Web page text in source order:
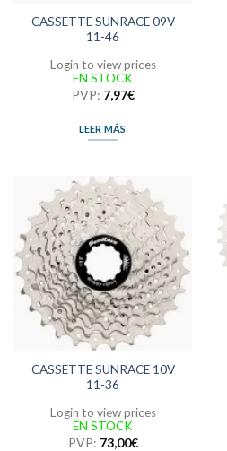
CASSETTE SUNRACE 09V
11-46
Login to view prices
EN STOCK
PVP: 7,97€
LEER MÁS
CASSETTE SUNRACE 10V
11-36
Login to view prices
EN STOCK
PVP: 73,00€